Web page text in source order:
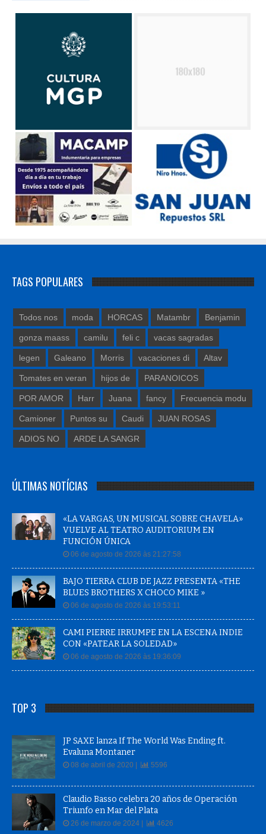
TAGS POPULARES
Todos nos moda HORCAS Matambr Benjamin
gonza maass camilu feli c vacas sagradas
legen Galeano Morris vacaciones di Altav
Tomates en veran hijos de PARANOICOS
POR AMOR Harr Juana fancy Frecuencia modu
Camioner Puntos su Caudi JUAN ROSAS
ADIOS NO ARDE LA SANGR
ÚLTIMAS NOTÍCIAS
«LA VARGAS, UN MUSICAL SOBRE CHAVELA»
VUELVE AL TEATRO AUDITORIUM EN
FUNCIÓN ÚNICA
06 de agosto de 2026 às 21:27:58
BAJO TIERRA CLUB DE JAZZ PRESENTA «THE
BLUES BROTHERS X CHOCO MIKE »
06 de agosto de 2026 às 19:53:11
CAMI PIERRE IRRUMPE EN LA ESCENA INDIE
CON «PATEAR LA SOLEDAD»
06 de agosto de 2026 às 19:36:09
TOP 3
JP SAXE lanza If The World Was Ending ft.
Evaluna Montaner
08 de abril de 2020 | 5596
Claudio Basso celebra 20 años de Operación
Triunfo en Mar del Plata
26 de marzo de 2024 | 4626